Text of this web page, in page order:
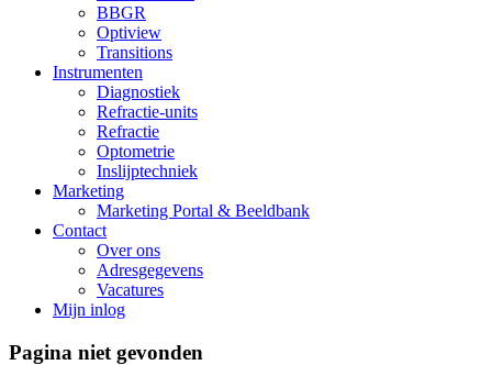
BBGR
Optiview
Transitions
Instrumenten
Diagnostiek
Refractie-units
Refractie
Optometrie
Inslijptechniek
Marketing
Marketing Portal & Beeldbank
Contact
Over ons
Adresgegevens
Vacatures
Mijn inlog
Pagina niet gevonden